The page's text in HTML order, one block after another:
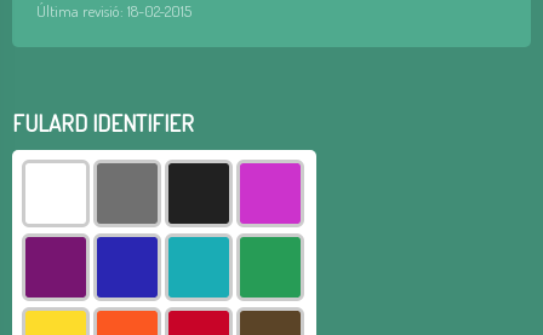
Última revisió: 18-02-2015
FULARD IDENTIFIER